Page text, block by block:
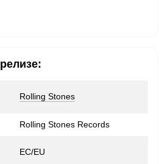
Rolling Stones
Rolling Stones Records
ЕС/EU